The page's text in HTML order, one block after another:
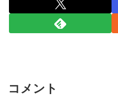
コメント